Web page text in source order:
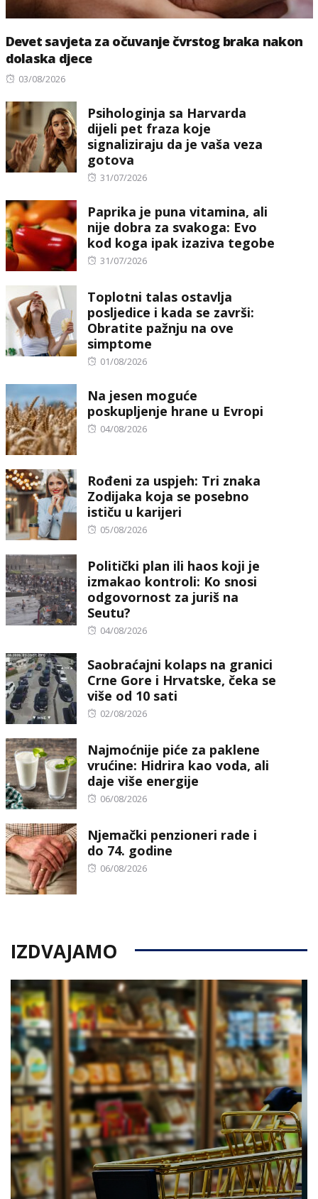
Devet savjeta za očuvanje čvrstog braka nakon
dolaska djece
Posted
03/08/2026
Psihologinja sa Harvarda
dijeli pet fraza koje
signaliziraju da je vaša veza
gotova
Posted
31/07/2026
Paprika je puna vitamina, ali
nije dobra za svakoga: Evo
kod koga ipak izaziva tegobe
Posted
31/07/2026
Toplotni talas ostavlja
posljedice i kada se završi:
Obratite pažnju na ove
simptome
Posted
01/08/2026
Na jesen moguće
poskupljenje hrane u Evropi
Posted
04/08/2026
Rođeni za uspjeh: Tri znaka
Zodijaka koja se posebno
ističu u karijeri
Posted
05/08/2026
Politički plan ili haos koji je
izmakao kontroli: Ko snosi
odgovornost za juriš na
Seutu?
Posted
04/08/2026
Saobraćajni kolaps na granici
Crne Gore i Hrvatske, čeka se
više od 10 sati
Posted
02/08/2026
Najmoćnije piće za paklene
vrućine: Hidrira kao voda, ali
daje više energije
Posted
06/08/2026
Njemački penzioneri rade i
do 74. godine
Posted
06/08/2026
IZDVAJAMO